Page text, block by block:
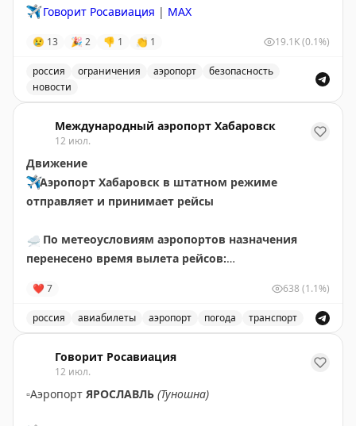
✈️ Говорит Росавиация | MAX
😢 13 🎉 2 👎 1 👏 1 19.1K(0.1%)
россия ограничения аэропорт
безопасность
новости
Международный аэропорт Хабаровск
12 июл.
Движение
✈️Аэропорт Хабаровск в штатном режиме
отправляет и принимает рейсы
☁️ По метеоусловиям аэропортов назначения
перенесено время вылета рейсов:
Ожидаемое время отправления – 14 июля в 12.30
🟡НИ411 Хабаровск – Чегдомын. Ожидаемое время
отправления – 15 июля в 10.35
Авиакомпаниями перенесено время вылета
рейсов:
❤ 7 638 (1.1%)
россия авиабилеты аэропорт погода транспорт
Говорит Росавиация
12 июл.
▫️Аэропорт ЯРОСЛАВЛЬ (Туношна)